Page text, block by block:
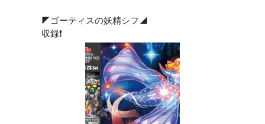
◤ゴーティスの妖精シフ◢
収録❗️